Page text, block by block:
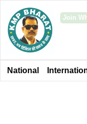
Join
National